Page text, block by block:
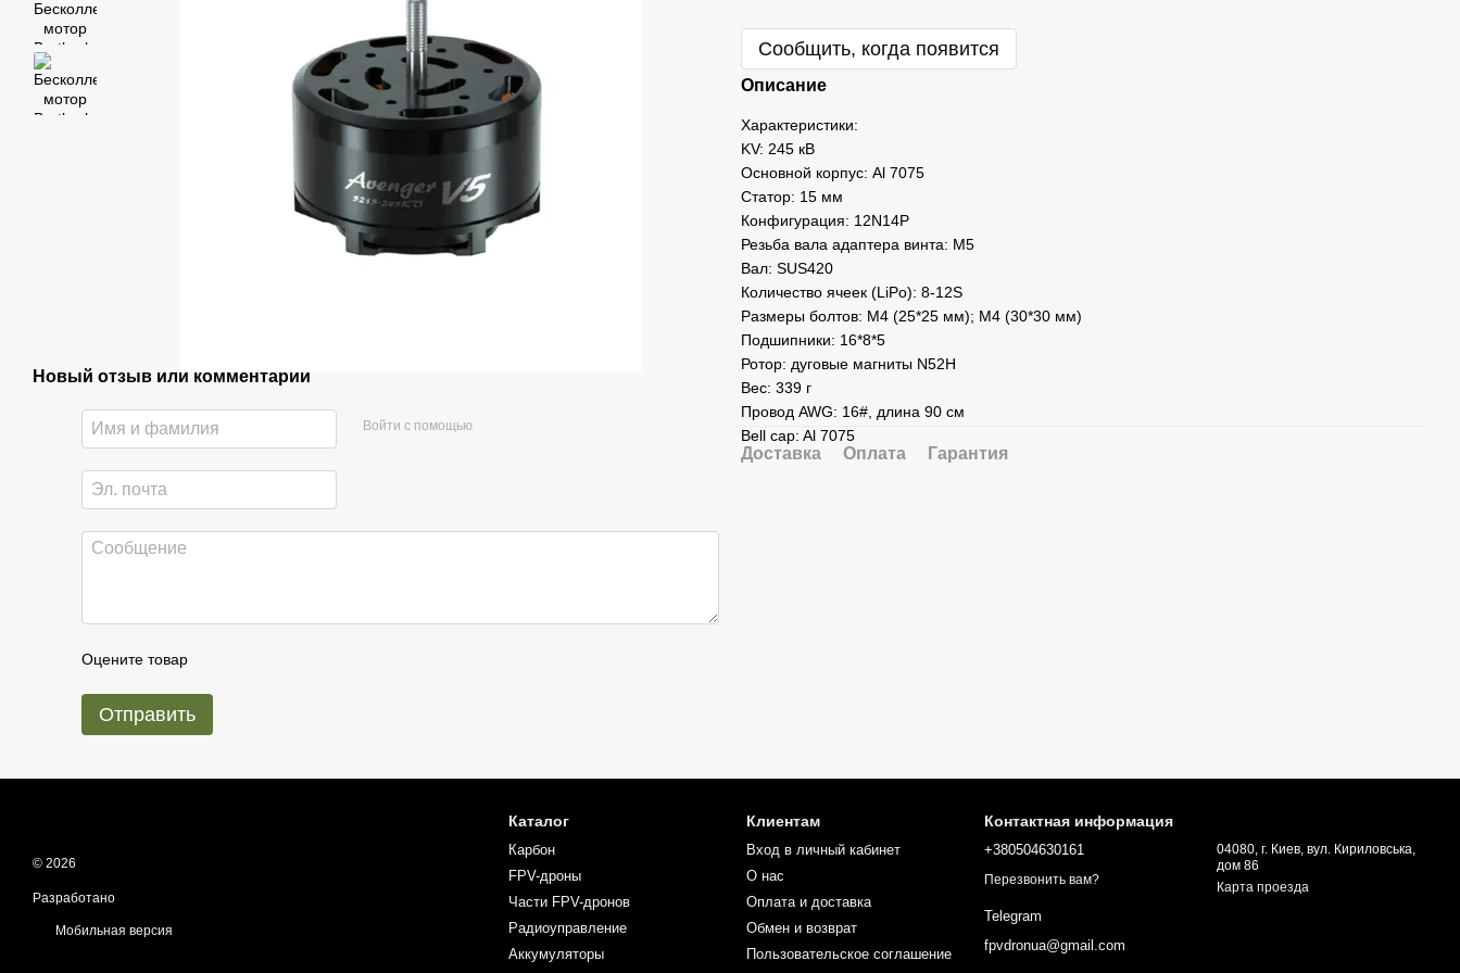
Новый отзыв или комментарий
Войти с помощью
Оцените товар
Отправить
Сообщить, когда появится
Описание
Характеристики:
KV: 245 кВ
Основной корпус: Al 7075
Статор: 15 мм
Конфигурация: 12N14P
Резьба вала адаптера винта: M5
Вал: SUS420
Количество ячеек (LiPo): 8-12S
Размеры болтов: M4 (25*25 мм); M4 (30*30 мм)
Подшипники: 16*8*5
Ротор: дуговые магниты N52H
Вес: 339 г
Провод AWG: 16#, длина 90 см
Bell cap: Al 7075
Доставка Оплата Гарантия
© 2026
Разработано
Мобильная версия
Каталог
Карбон
FPV-дроны
Части FPV-дронов
Радиоуправление
Аккумуляторы
Клиентам
Вход в личный кабинет
О нас
Оплата и доставка
Обмен и возврат
Пользовательское соглашение
Контактная информация
+380504630161
Перезвонить вам?
Telegram
fpvdronua@gmail.com
04080, г. Киев, вул. Кириловська,
дом 86
Карта проезда